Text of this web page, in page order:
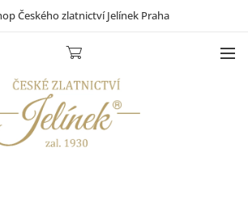
Českého zlatnictví Jelínek Praha